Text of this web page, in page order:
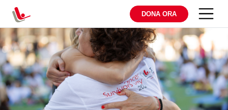
DONA ORA